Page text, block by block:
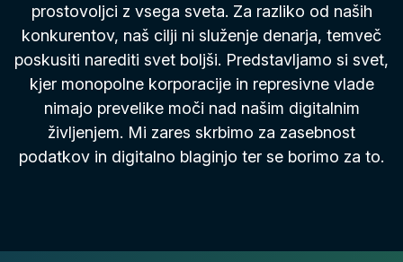
prostovoljci z vsega sveta. Za razliko od naših
konkurentov, naš cilji ni služenje denarja, temveč
poskusiti narediti svet boljši. Predstavljamo si svet,
kjer monopolne korporacije in represivne vlade
nimajo prevelike moči nad našim digitalnim
življenjem. Mi zares skrbimo za zasebnost
podatkov in digitalno blaginjo ter se borimo za to.